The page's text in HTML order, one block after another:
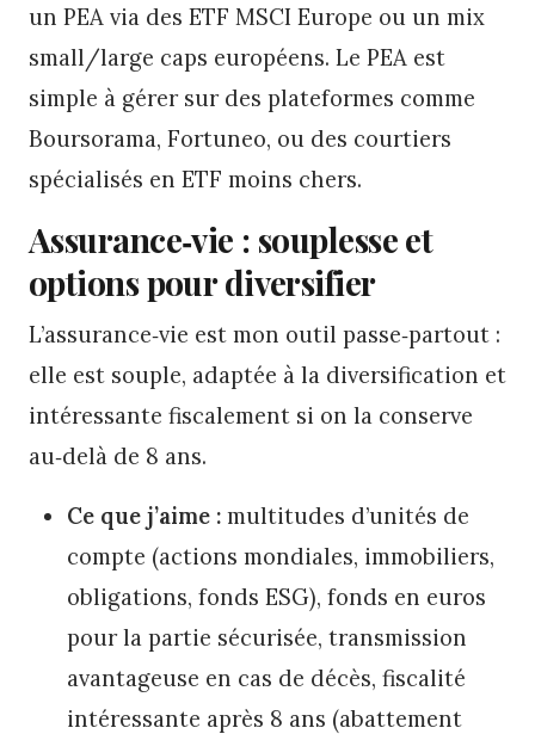
un PEA via des ETF MSCI Europe ou un mix
small/large caps européens. Le PEA est
simple à gérer sur des plateformes comme
Boursorama, Fortuneo, ou des courtiers
spécialisés en ETF moins chers.
Assurance‑vie : souplesse et
options pour diversifier
L’assurance‑vie est mon outil passe‑partout :
elle est souple, adaptée à la diversification et
intéressante fiscalement si on la conserve
au‑delà de 8 ans.
Ce que j’aime : multitudes d’unités de
compte (actions mondiales, immobiliers,
obligations, fonds ESG), fonds en euros
pour la partie sécurisée, transmission
avantageuse en cas de décès, fiscalité
intéressante après 8 ans (abattement